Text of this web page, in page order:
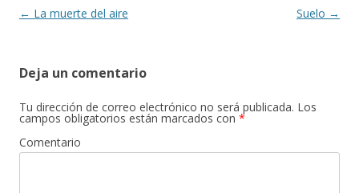
k r
Navegación
← La muerte del aire Suelo →
Deja un comentario
Tu dirección de correo electrónico no será publicada. Los
campos obligatorios están marcados con *
Comentario